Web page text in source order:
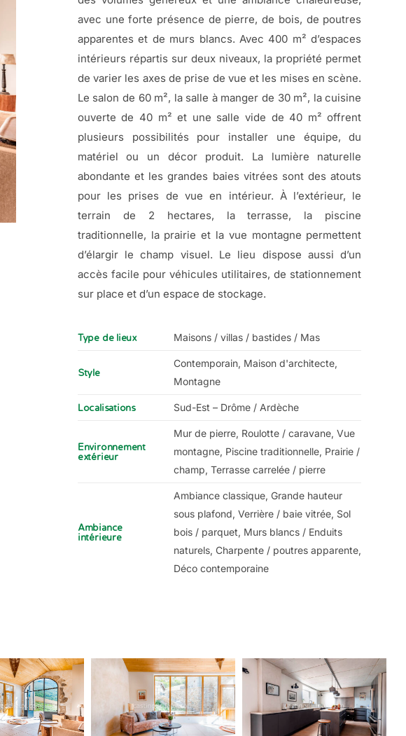
avec une forte présence de pierre, de bois, de poutres
apparentes et de murs blancs. Avec 400 m² d’espaces
intérieurs répartis sur deux niveaux, la propriété permet
de varier les axes de prise de vue et les mises en scène.
Le salon de 60 m², la salle à manger de 30 m², la cuisine
ouverte de 40 m² et une salle vide de 40 m² offrent
plusieurs possibilités pour installer une équipe, du
matériel ou un décor produit. La lumière naturelle
abondante et les grandes baies vitrées sont des atouts
pour les prises de vue en intérieur. À l’extérieur, le
terrain de 2 hectares, la terrasse, la piscine
traditionnelle, la prairie et la vue montagne permettent
d’élargir le champ visuel. Le lieu dispose aussi d’un
accès facile pour véhicules utilitaires, de stationnement
sur place et d’un espace de stockage.
Type de lieux Maisons / villas / bastides / Mas
Style
Contemporain, Maison d'architecte,
Montagne
Localisations Sud-Est – Drôme / Ardèche
Environnement
extérieur
Mur de pierre, Roulotte / caravane, Vue
montagne, Piscine traditionnelle, Prairie /
champ, Terrasse carrelée / pierre
Ambiance
intérieure
Ambiance classique, Grande hauteur
sous plafond, Verrière / baie vitrée, Sol
bois / parquet, Murs blancs / Enduits
naturels, Charpente / poutres apparente,
Déco contemporaine